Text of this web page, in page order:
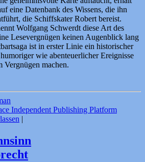
eine Datenbank des Wissens, die ihn
die Schiffskater Robert bereist.
Wolfgang Schwerdt diese Art des
Lesevergnügen keinen Augenblick lang
ist in erster Linie ein historischer
wie abenteuerlicher Ereignisse
Vergnügen machen.
Independent Publishing Platform
|